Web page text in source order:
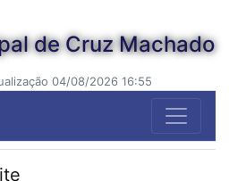
de Cruz Machado
04/08/2026 16:55